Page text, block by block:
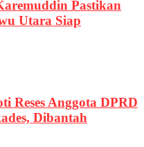
Pastikan
Utara Siap
Reses Anggota DPRD
Dibantah